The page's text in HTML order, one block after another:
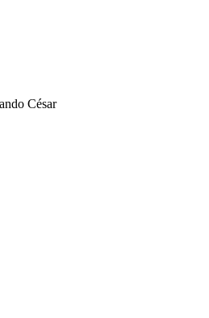
César